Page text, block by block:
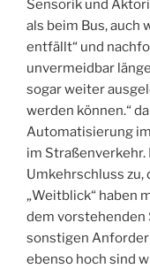
Sensorik und
als beim Bus, auch
entfällt“ und
unvermeidbar
sogar weiter
werden können.“
Automatisierung
im Straßenverkehr.
Umkehrschluss
„Weitblick“ haben
dem vorstehenden
sonstigen
ebenso hoch sind